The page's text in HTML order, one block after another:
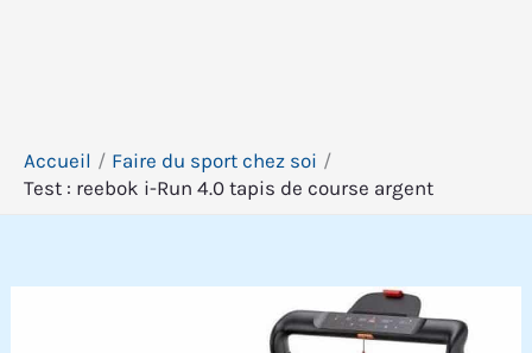
Accueil
Faire du sport chez soi
Test : reebok i-Run 4.0 tapis de course argent